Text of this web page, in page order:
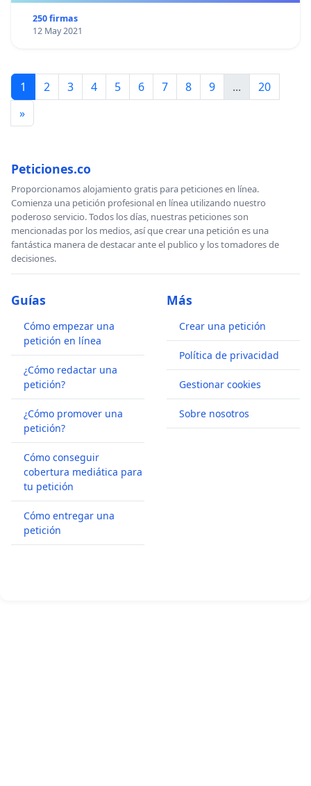
250 firmas
12 May 2021
1 2 3 4 5 6 7 8 9 ...
20
»
Peticiones.co
Proporcionamos alojamiento gratis para peticiones en línea.
Comienza una petición profesional en línea utilizando nuestro
poderoso servicio. Todos los días, nuestras peticiones son
mencionadas por los medios, así que crear una petición es una
fantástica manera de destacar ante el publico y los tomadores de
decisiones.
Guías
Cómo empezar una
petición en línea
¿Cómo redactar una
petición?
¿Cómo promover una
petición?
Cómo conseguir
cobertura mediática para
tu petición
Cómo entregar una
petición
Más
Crear una petición
Política de privacidad
Gestionar cookies
Sobre nosotros